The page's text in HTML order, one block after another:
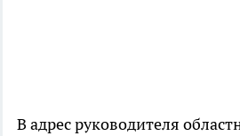
В адрес руководителя